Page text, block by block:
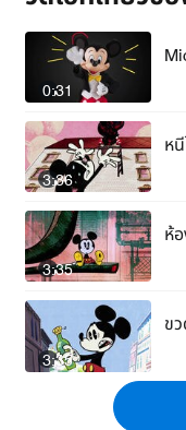
0:31
3:36
ห
3:35
ห้
3:35
ข